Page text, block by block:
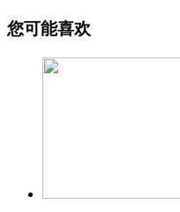
您可能喜欢